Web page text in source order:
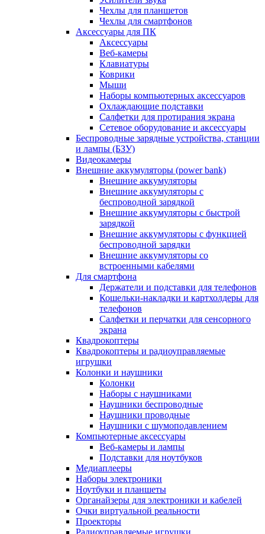
Чехлы для планшетов
Чехлы для смартфонов
Аксессуары для ПК
Аксессуары
Веб-камеры
Клавиатуры
Коврики
Мыши
Наборы компьютерных аксессуаров
Охлаждающие подставки
Салфетки для протирания экрана
Сетевое оборудование и аксессуары
Беспроводные зарядные устройства, станции
и лампы (БЗУ)
Видеокамеры
Внешние аккумуляторы (power bank)
Внешние аккумуляторы
Внешние аккумуляторы с
беспроводной зарядкой
Внешние аккумуляторы с быстрой
зарядкой
Внешние аккумуляторы с функцией
беспроводной зарядки
Внешние аккумуляторы со
встроенными кабелями
Для смартфона
Держатели и подставки для телефонов
Кошельки-накладки и картхолдеры для
телефонов
Салфетки и перчатки для сенсорного
экрана
Квадрокоптеры
Квадрокоптеры и радиоуправляемые
игрушки
Колонки и наушники
Колонки
Наборы с наушниками
Наушники беспроводные
Наушники проводные
Наушники с шумоподавлением
Компьютерные аксессуары
Веб-камеры и лампы
Подставки для ноутбуков
Медиаплееры
Наборы электроники
Ноутбуки и планшеты
Органайзеры для электроники и кабелей
Очки виртуальной реальности
Проекторы
Радиоуправляемые игрушки